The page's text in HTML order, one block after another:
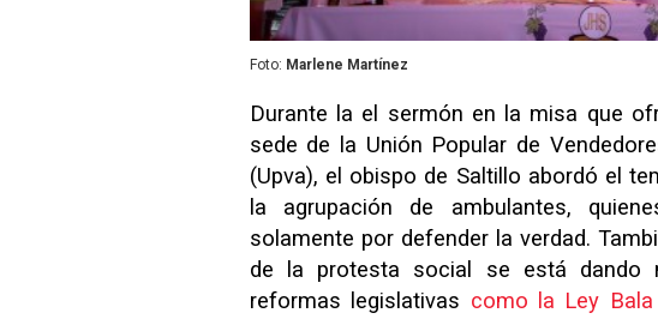
Foto: Marlene Martínez
Durante la el sermón en la misa que
sede de la Unión Popular de
(Upva), el obispo de Saltillo abordó el
la agrupación de ambulantes,
solamente por defender la verdad.
de la protesta social se está dando
reformas legislativas como la Ley Bala